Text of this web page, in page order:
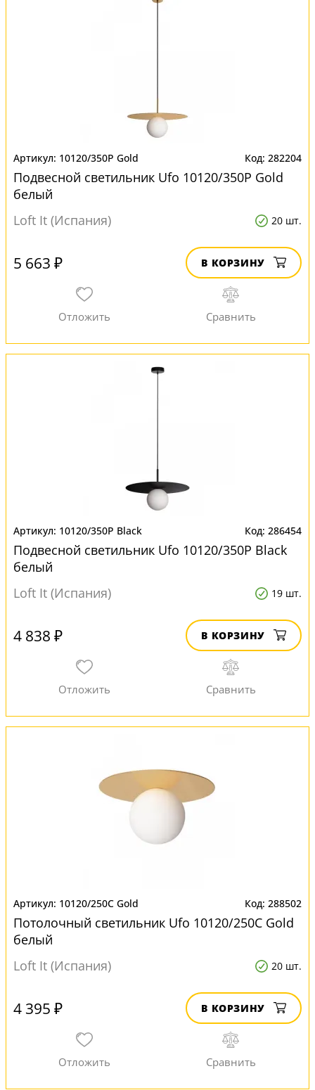
10120/350P Gold 282204
Подвесной светильник Ufo 10120/350P Gold
белый
Loft It (Испания)
20 шт.
5 663 ₽ В КОРЗИНУ
10120/350P Black 286454
Подвесной светильник Ufo 10120/350P Black
белый
Loft It (Испания)
19 шт.
4 838 ₽ В КОРЗИНУ
10120/250C Gold 288502
Потолочный светильник Ufo 10120/250C Gold
белый
Loft It (Испания)
20 шт.
4 395 ₽ В КОРЗИНУ